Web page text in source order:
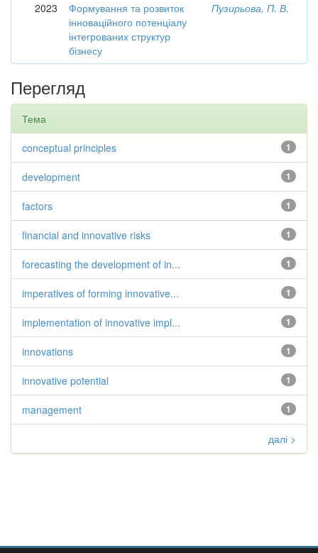
2023
Формування та розвиток
інноваційного потенціалу
інтегрованих структур
бізнесу
Пузирьова, П. В.
Перегляд
Тема
1
conceptual principles
1
development
1
factors
1
financial and innovative risks
1
forecasting the development of in...
1
imperatives of forming innovative...
1
implementation of innovative impl...
1
innovations
1
innovative potential
1
management
далі >